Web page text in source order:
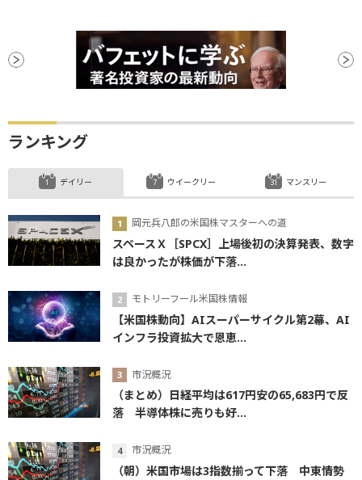
ランキング
デイリー
岡元兵八郎の米国株マスターへの道
スペースＸ［SPCX］上場後初の決算発表、数字
は良かったが株価が下落...
モトリーフール米国株情報
【米国株動向】AIスーパーサイクル第2幕、AI
インフラ投資拡大で恩恵...
市況概況
（まとめ）日経平均は617円安の65,683円で反
落 半導体株に売りも好...
市況概況
（朝）米国市場は3指数揃って下落 中東情勢
ウイークリー マンスリー